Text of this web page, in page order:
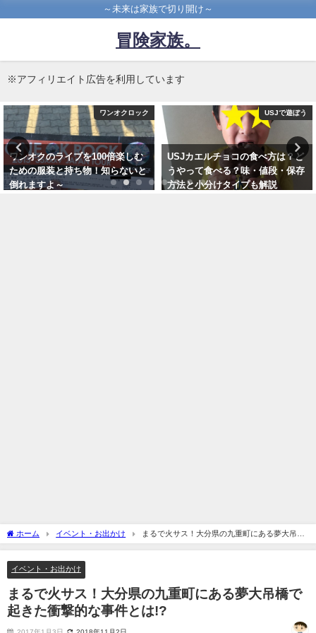
～未来は家族で切り開け～
冒険家族。
※アフィリエイト広告を利用しています
USJで遊ぼう
USJカエルチョコの食べ方は？ど
うやって食べる？味・値段・保存
方法と小分けタイプも解説
ワンオクロック
2018ワンオク ambitionsツアーの
ナゴヤドームでtakaが語った完全
感覚dreamer完成秘話と体験レポ
ホーム イベント・お出かけ
まるで火サス！大分県の九重町にある夢大吊橋
で起きた衝撃的な事件とは!?
イベント・お出かけ
まるで火サス！大分県の九重町にある夢大吊橋で
起きた衝撃的な事件とは!?
2017年1月3日 2018年11月2日